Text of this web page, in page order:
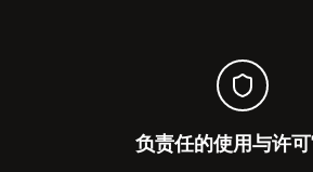
负责任的使用与许